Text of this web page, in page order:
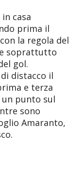
casa
prima il
la regola del
soprattutto
gol.
distacco il
e terza
punto sul
sono
Amaranto,